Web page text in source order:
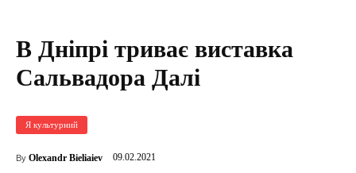
В Дніпрі триває виставка
Сальвадора Далі
Я культурний
By Olexandr Bieliaiev 09.02.2021